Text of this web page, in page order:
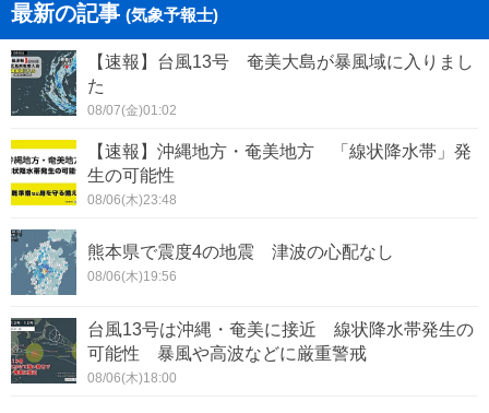
最新の記事 (気象予報士)
【速報】台風13号 奄美大島が暴風域に入りまし
た
08/07(金)01:02
【速報】沖縄地方・奄美地方 「線状降水帯」発
生の可能性
08/06(木)23:48
熊本県で震度4の地震 津波の心配なし
08/06(木)19:56
台風13号は沖縄・奄美に接近 線状降水帯発生の
可能性 暴風や高波などに厳重警戒
08/06(木)18:00